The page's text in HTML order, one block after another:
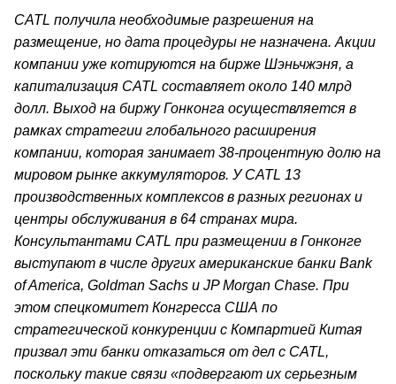
CATL получила необходимые разрешения на
размещение, но дата процедуры не назначена. Акции
компании уже котируются на бирже Шэньчжэня, а
капитализация CATL составляет около 140 млрд
долл. Выход на биржу Гонконга осуществляется в
рамках стратегии глобального расширения
компании, которая занимает 38-процентную долю на
мировом рынке аккумуляторов. У CATL 13
производственных комплексов в разных регионах и
центры обслуживания в 64 странах мира.
Консультантами CATL при размещении в Гонконге
выступают в числе других американские банки Bank
of America, Goldman Sachs и JP Morgan Chase. При
этом спецкомитет Конгресса США по
стратегической конкуренции с Компартией Китая
призвал эти банки отказаться от дел с CATL,
поскольку такие связи «подвергают их серьезным